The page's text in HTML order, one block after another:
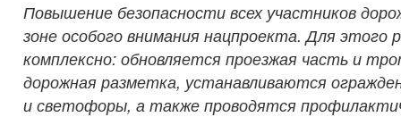
Повышение безопасности всех участников
зоне особого внимания нацпроекта. Для этого
комплексно: обновляется проезжая часть и
дорожная разметка, устанавливаются
и светофоры, а также проводятся